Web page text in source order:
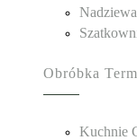
Obróbka
Kuchnie